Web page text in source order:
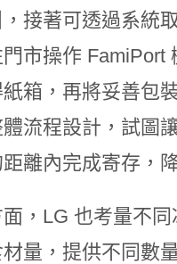
接著可透過系統
市操作 FamiPort
箱，再將妥善包
流程設計，試圖
離內完成寄存，
，LG 也考量不
量，提供不同數